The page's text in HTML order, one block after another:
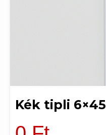
Kék tipli 6×45